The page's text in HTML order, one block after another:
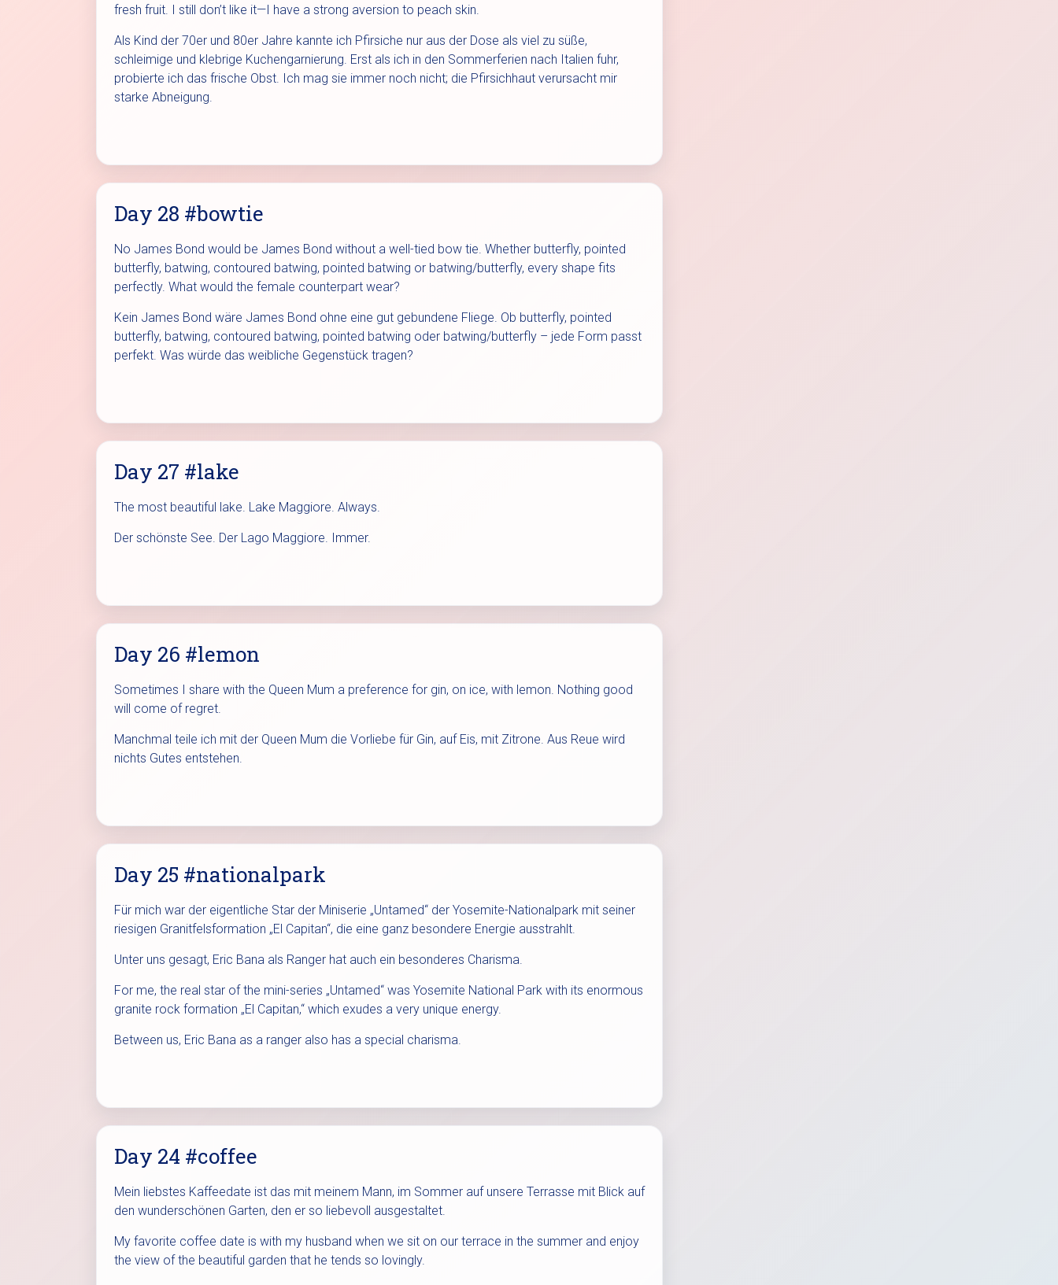
fresh fruit. I still don’t like it—I have a strong aversion to peach skin.
Als Kind der 70er und 80er Jahre kannte ich Pfirsiche nur aus der Dose als viel zu süße,
schleimige und klebrige Kuchengarnierung. Erst als ich in den Sommerferien nach Italien fuhr,
probierte ich das frische Obst. Ich mag sie immer noch nicht; die Pfirsichhaut verursacht mir
starke Abneigung.
Day 28 #bowtie
No James Bond would be James Bond without a well-tied bow tie. Whether butterfly, pointed
butterfly, batwing, contoured batwing, pointed batwing or batwing/butterfly, every shape fits
perfectly. What would the female counterpart wear?
Kein James Bond wäre James Bond ohne eine gut gebundene Fliege. Ob butterfly, pointed
butterfly, batwing, contoured batwing, pointed batwing oder batwing/butterfly – jede Form passt
perfekt. Was würde das weibliche Gegenstück tragen?
Day 27 #lake
The most beautiful lake. Lake Maggiore. Always.
Der schönste See. Der Lago Maggiore. Immer.
Day 26 #lemon
Sometimes I share with the Queen Mum a preference for gin, on ice, with lemon. Nothing good
will come of regret.
Manchmal teile ich mit der Queen Mum die Vorliebe für Gin, auf Eis, mit Zitrone. Aus Reue wird
nichts Gutes entstehen.
Day 25 #nationalpark
Für mich war der eigentliche Star der Miniserie „Untamed“ der Yosemite-Nationalpark mit seiner
riesigen Granitfelsformation „El Capitan“, die eine ganz besondere Energie ausstrahlt.
Unter uns gesagt, Eric Bana als Ranger hat auch ein besonderes Charisma.
For me, the real star of the mini-series „Untamed“ was Yosemite National Park with its enormous
granite rock formation „El Capitan,“ which exudes a very unique energy.
Between us, Eric Bana as a ranger also has a special charisma.
Day 24 #coffee
Mein liebstes Kaffeedate ist das mit meinem Mann, im Sommer auf unsere Terrasse mit Blick auf
den wunderschönen Garten, den er so liebevoll ausgestaltet.
My favorite coffee date is with my husband when we sit on our terrace in the summer and enjoy
the view of the beautiful garden that he tends so lovingly.